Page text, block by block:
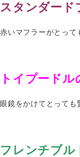
スタンダード
赤いマフラーがとって
トイプード
眼鏡をかけてとっても
フレンチブル